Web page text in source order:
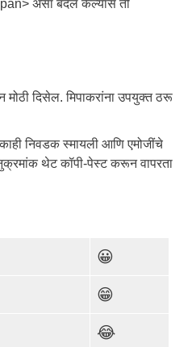
असा बदल केल्यास ती
दिसेल. मिपाकरांना उपयुक्त ठरू
निवडक स्मायली आणि एमोजींचे
थेट कॉपी-पेस्ट करून वापरता
😀
😁
😂